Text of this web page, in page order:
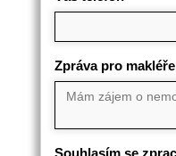
Zpráva pro makléře